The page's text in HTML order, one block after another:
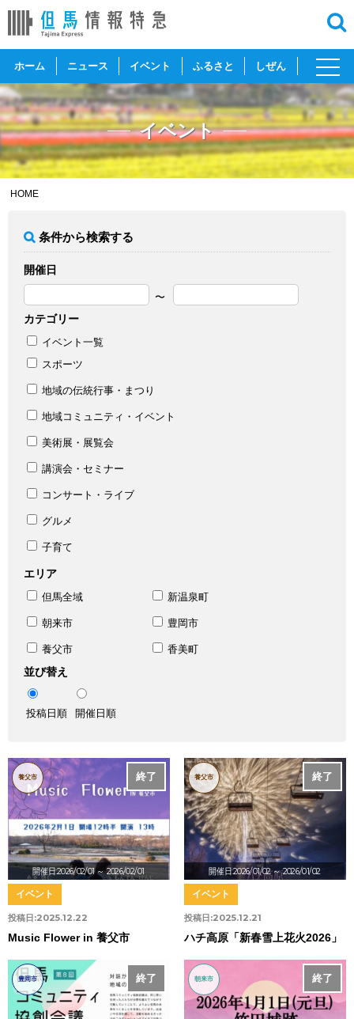
ホーム ニュース イベント ふるさと しぜん
toggle
イベント
HOME
条件から検索する
開催日
カテゴリー
イベント
スポーツ
地域の伝統行事・まつり
地域コミュニティ・イベント
美術展・展覧会
講演会・セミナー
コンサート・ライブ
グルメ
子育て
エリア
但馬全域 新温泉町
朝来市 豊岡市
養父市 香美町
並び替え
投稿日順 開催日順
開催日:2026/02/01 ～ 2026/02/01
終了
養父市
投稿日:2025.12.22
イベント
Music Flower in 養父市
開催日:2026/01/02～ 2026/01/02
終了
養父市
投稿日:2025.12.21
イベント
ハチ高原「新春雪上花火2026」
終了
豊岡市 終了
朝来市